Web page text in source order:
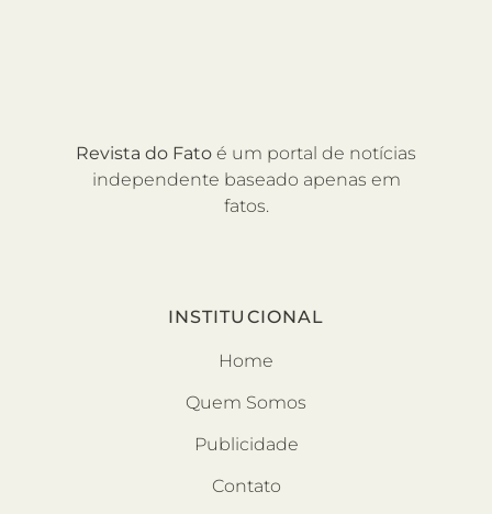
Revista do Fato é um portal de notícias
independente baseado apenas em
fatos.
INSTITUCIONAL
Home
Quem Somos
Publicidade
Contato